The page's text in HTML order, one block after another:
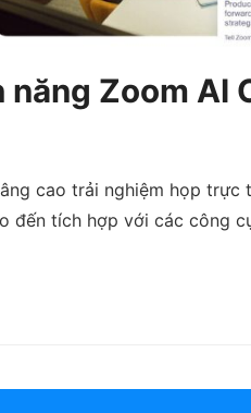
Zoom AI
cao trải nghiệm họp trực
đến tích hợp với các công